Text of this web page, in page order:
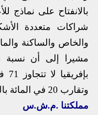
بالانفتاح على نماذج
شراكات متعددة
والخاص والساكنة
مشيرا إلى أن نسبة
وتقارب 20 في المائة بالعالم القروي.
مملكتنا .م.ش.س